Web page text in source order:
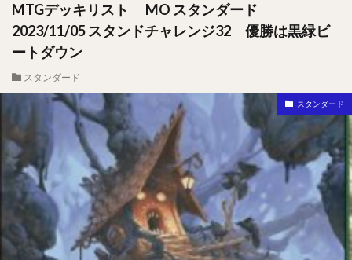
MTGデッキリスト MO スタンダード
2023/11/05 スタンドチャレンジ32 優勝は黒緑ビ
ートダウン
スタンダード
スタンダード